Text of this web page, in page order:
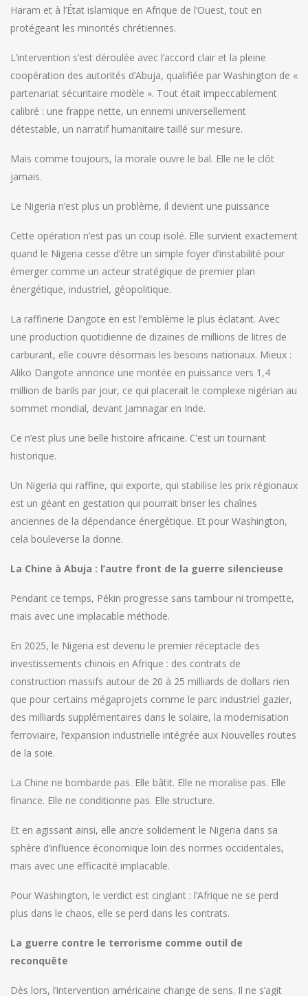
Haram et à l’État islamique en Afrique de l’Ouest, tout en
protégeant les minorités chrétiennes.
L’intervention s’est déroulée avec l’accord clair et la pleine
coopération des autorités d’Abuja, qualifiée par Washington de «
partenariat sécuritaire modèle ». Tout était impeccablement
calibré : une frappe nette, un ennemi universellement
détestable, un narratif humanitaire taillé sur mesure.
Mais comme toujours, la morale ouvre le bal. Elle ne le clôt
jamais.
Le Nigeria n’est plus un problème, il devient une puissance
Cette opération n’est pas un coup isolé. Elle survient exactement
quand le Nigeria cesse d’être un simple foyer d’instabilité pour
émerger comme un acteur stratégique de premier plan
énergétique, industriel, géopolitique.
La raffinerie Dangote en est l’emblème le plus éclatant. Avec
une production quotidienne de dizaines de millions de litres de
carburant, elle couvre désormais les besoins nationaux. Mieux :
Aliko Dangote annonce une montée en puissance vers 1,4
million de barils par jour, ce qui placerait le complexe nigérian au
sommet mondial, devant Jamnagar en Inde.
Ce n’est plus une belle histoire africaine. C’est un tournant
historique.
Un Nigeria qui raffine, qui exporte, qui stabilise les prix régionaux
est un géant en gestation qui pourrait briser les chaînes
anciennes de la dépendance énergétique. Et pour Washington,
cela bouleverse la donne.
La Chine à Abuja : l’autre front de la guerre silencieuse
Pendant ce temps, Pékin progresse sans tambour ni trompette,
mais avec une implacable méthode.
En 2025, le Nigeria est devenu le premier réceptacle des
investissements chinois en Afrique : des contrats de
construction massifs autour de 20 à 25 milliards de dollars rien
que pour certains mégaprojets comme le parc industriel gazier,
des milliards supplémentaires dans le solaire, la modernisation
ferroviaire, l’expansion industrielle intégrée aux Nouvelles routes
de la soie.
La Chine ne bombarde pas. Elle bâtit. Elle ne moralise pas. Elle
finance. Elle ne conditionne pas. Elle structure.
Et en agissant ainsi, elle ancre solidement le Nigeria dans sa
sphère d’influence économique loin des normes occidentales,
mais avec une efficacité implacable.
Pour Washington, le verdict est cinglant : l’Afrique ne se perd
plus dans le chaos, elle se perd dans les contrats.
La guerre contre le terrorisme comme outil de
reconquête
Dès lors, l’intervention américaine change de sens. Il ne s’agit